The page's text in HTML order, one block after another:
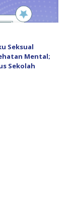
Seksual
Mental;
Sekolah